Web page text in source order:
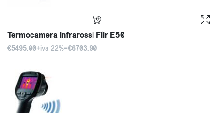
Termocamera infrarossi Flir E50
€5495.00+iva 22%=€6703.90